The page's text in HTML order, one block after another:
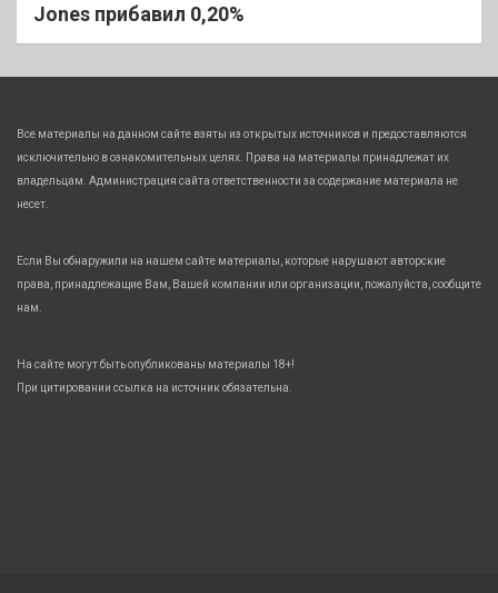
Jones прибавил 0,20%
Все материалы на данном сайте взяты из открытых источников и предоставляются
исключительно в ознакомительных целях. Права на материалы принадлежат их
владельцам. Администрация сайта ответственности за содержание материала не
несет.
Если Вы обнаружили на нашем сайте материалы, которые нарушают авторские
права, принадлежащие Вам, Вашей компании или организации, пожалуйста, сообщите
нам.
На сайте могут быть опубликованы материалы 18+!
При цитировании ссылка на источник обязательна.